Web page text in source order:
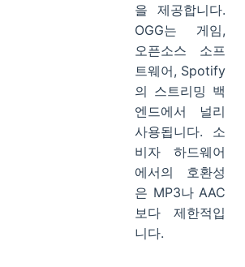
을 제공합니다.
OGG는 게임,
오픈소스 소프
트웨어, Spotify
의 스트리밍 백
엔드에서 널리
사용됩니다. 소
비자 하드웨어
에서의 호환성
은 MP3나 AAC
보다 제한적입
니다.